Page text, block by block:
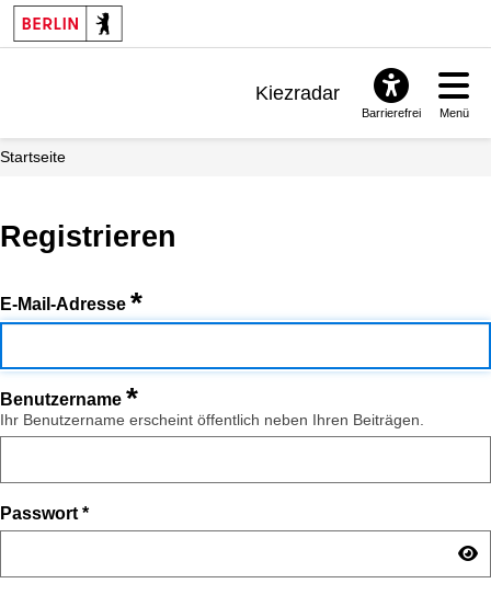
Kiezradar
Barrierefrei Menü
Startseite
Registrieren
E-Mail-Adresse *
Benutzername *
Ihr Benutzername erscheint öffentlich neben Ihren Beiträgen.
Passwort *